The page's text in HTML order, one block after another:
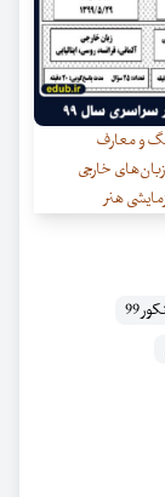
و معارف
خارجی
هنر
99